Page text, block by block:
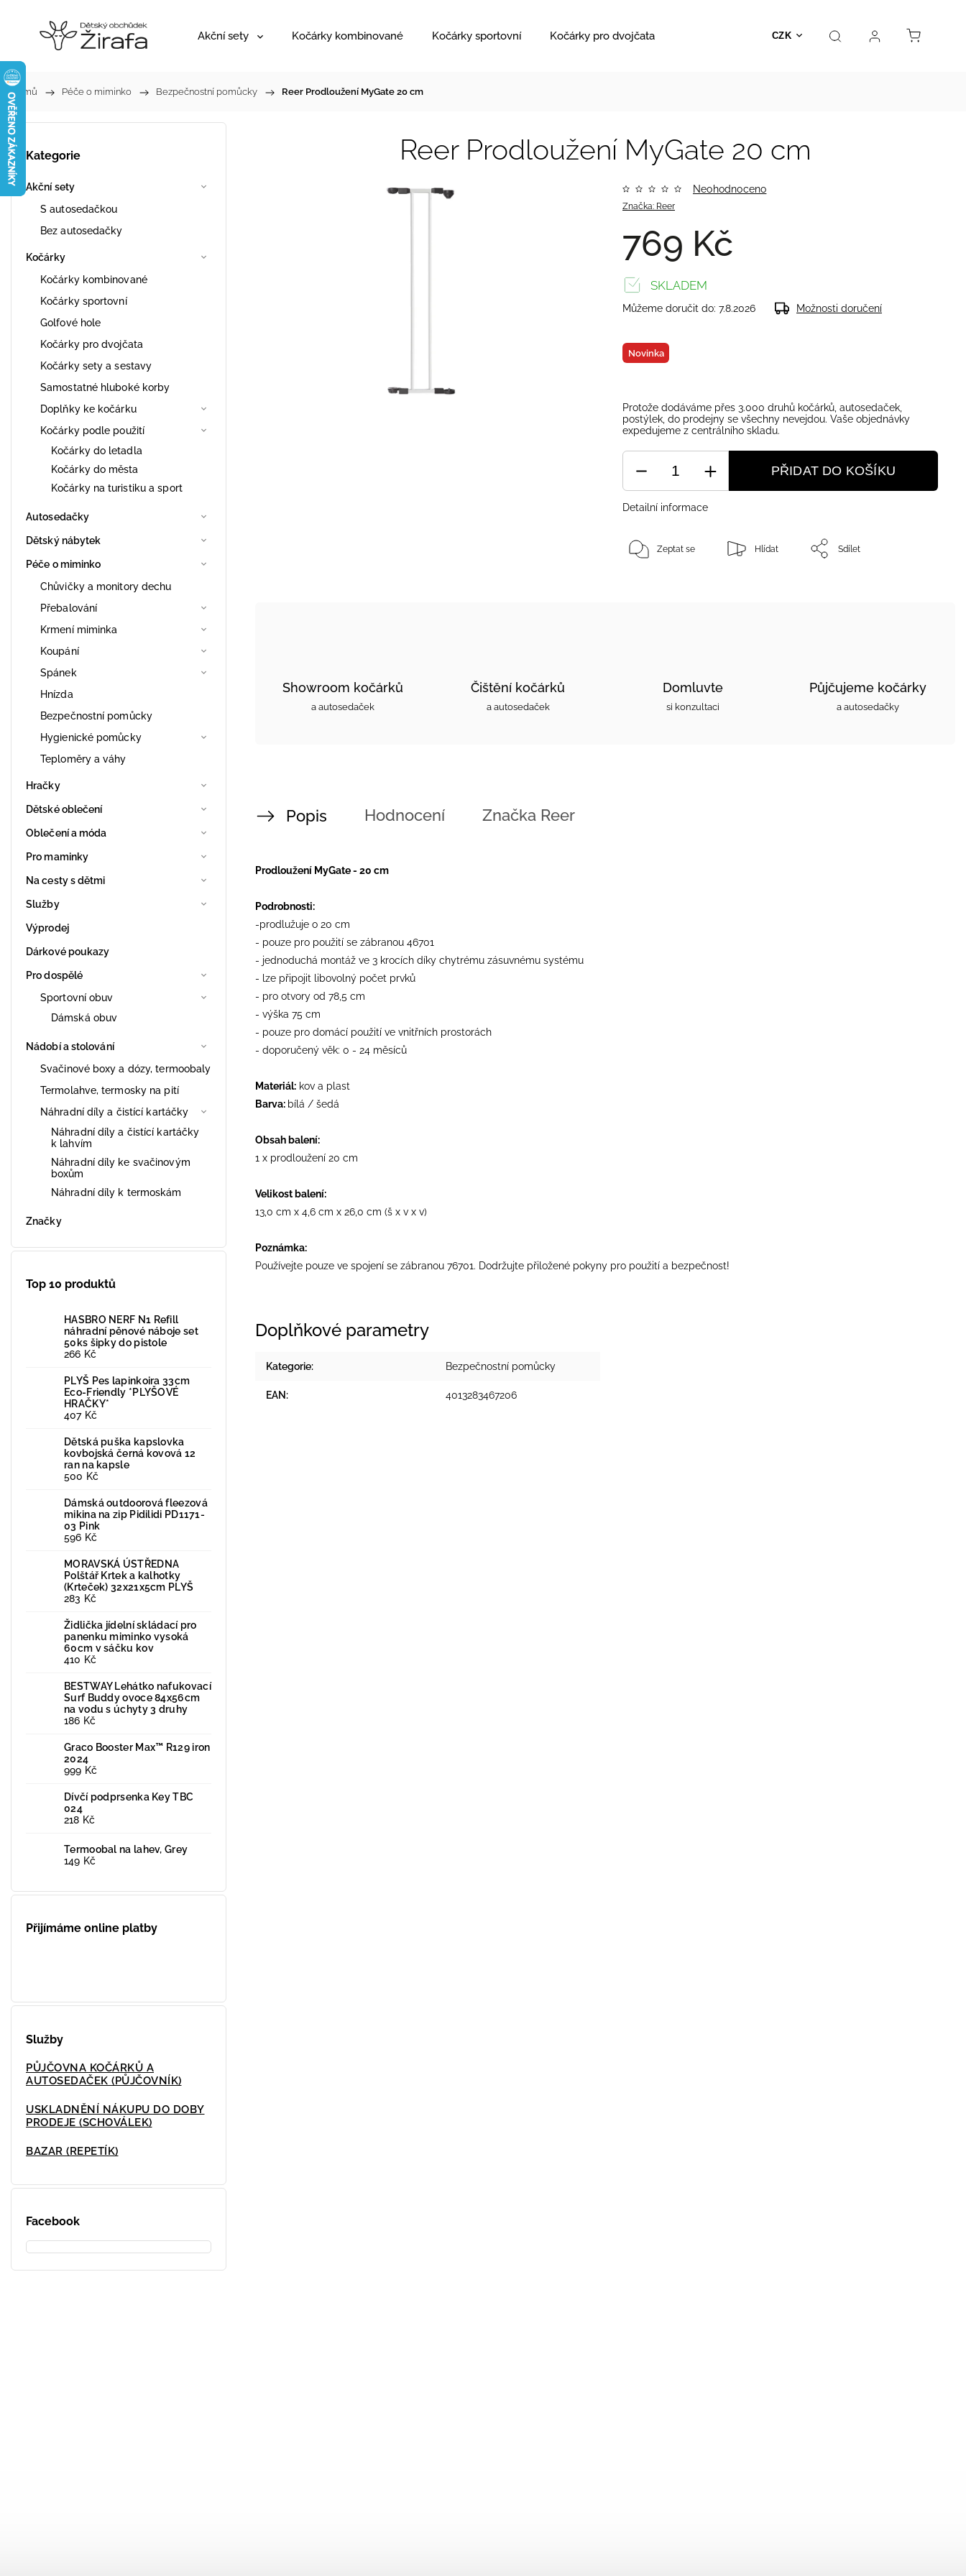
CZK
Akční sety Kočárky kombinované Kočárky sportovní Kočárky pro dvojčata Hračky Prodejna Kontakt
Domů / Péče o miminko / Bezpečnostní pomůcky / Reer Prodloužení MyGate 20 cm
Kategorie
Akční sety
S autosedačkou
Bez autosedačky
Kočárky
Kočárky kombinované
Kočárky sportovní
Golfové hole
Kočárky pro dvojčata
Kočárky sety a sestavy
Samostatné hluboké korby
Doplňky ke kočárku
Kočárky podle použití
Kočárky do letadla
Kočárky do města
Kočárky na turistiku a sport
Autosedačky
Dětský nábytek
Péče o miminko
Chůvičky a monitory dechu
Přebalování
Krmení miminka
Koupání
Spánek
Hnízda
Bezpečnostní pomůcky
Hygienické pomůcky
Teploměry a váhy
Hračky
Dětské oblečení
Oblečení a móda
Pro maminky
Na cesty s dětmi
Služby
Výprodej
Dárkové poukazy
Pro dospělé
Sportovní obuv
Dámská obuv
Nádobí a stolování
Svačinové boxy a dózy, termoobaly
Termolahve, termosky na pití
Náhradní díly a čistící kartáčky
Náhradní díly a čistící kartáčky
k lahvím
Náhradní díly ke svačinovým
boxům
Náhradní díly k termoskám
Značky
Top 10 produktů
HASBRO NERF N1 Refill
náhradní pěnové náboje set
50ks šipky do pistole
266 Kč
PLYŠ Pes lapinkoira 33cm
Eco-Friendly *PLYŠOVÉ
HRAČKY*
407 Kč
Dětská puška kapslovka
kovbojská černá kovová 12
ran na kapsle
500 Kč
Dámská outdoorová fleezová
mikina na zip Pidilidi PD1171-
03 Pink
596 Kč
MORAVSKÁ ÚSTŘEDNA
Polštář Krtek a kalhotky
(Krteček) 32x21x5cm PLYŠ
283 Kč
Židlička jídelní skládací pro
panenku miminko vysoká
60cm v sáčku kov
410 Kč
BESTWAY Lehátko nafukovací
Surf Buddy ovoce 84x56cm
na vodu s úchyty 3 druhy
186 Kč
Graco Booster Max™ R129 iron
2024
999 Kč
Dívčí podprsenka Key TBC
024
218 Kč
Termoobal na lahev, Grey
149 Kč
Přijímáme online platby
Služby
PŮJČOVNA KOČÁRKŮ A
AUTOSEDAČEK (PŮJČOVNÍK)
USKLADNĚNÍ NÁKUPU DO DOBY
PRODEJE (SCHOVÁLEK)
BAZAR (REPETÍK)
Facebook
Reer Prodloužení MyGate 20 cm
Značka: Reer
Neohodnoceno
769 Kč
Novinka
SKLADEM
Můžeme doručit do: 7.8.2026 Možnosti doručení
Protože dodáváme přes 3.000 druhů kočárků, autosedaček,
postýlek, do prodejny se všechny nevejdou. Vaše objednávky
expedujeme z centrálního skladu.
PŘIDAT DO KOŠÍKU
Detailní informace
Zeptat se Hlídat Sdílet
Showroom kočárků
a autosedaček
Čištění kočárků
a autosedaček
Domluvte
si konzultaci
Půjčujeme kočárky
a autosedačky
Popis Hodnocení Značka Reer
Prodloužení MyGate - 20 cm
Podrobnosti:
-prodlužuje o 20 cm
- pouze pro použití se zábranou 46701
- jednoduchá montáž ve 3 krocích díky chytrému zásuvnému systému
- lze připojit libovolný počet prvků
- pro otvory od 78,5 cm
- výška 75 cm
- pouze pro domácí použití ve vnitřních prostorách
- doporučený věk: 0 - 24 měsíců
Materiál: kov a plast
Barva: bílá / šedá
Obsah balení:
1 x prodloužení 20 cm
Velikost balení:
13,0 cm x 4,6 cm x 26,0 cm (š x v x v)
Poznámka:
Používejte pouze ve spojení se zábranou 76701. Dodržujte přiložené pokyny pro použití a bezpečnost!
Doplňkové parametry
Kategorie: Bezpečnostní pomůcky
EAN : 4013283467206